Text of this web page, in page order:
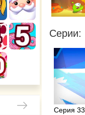
Серии:
Серия 33